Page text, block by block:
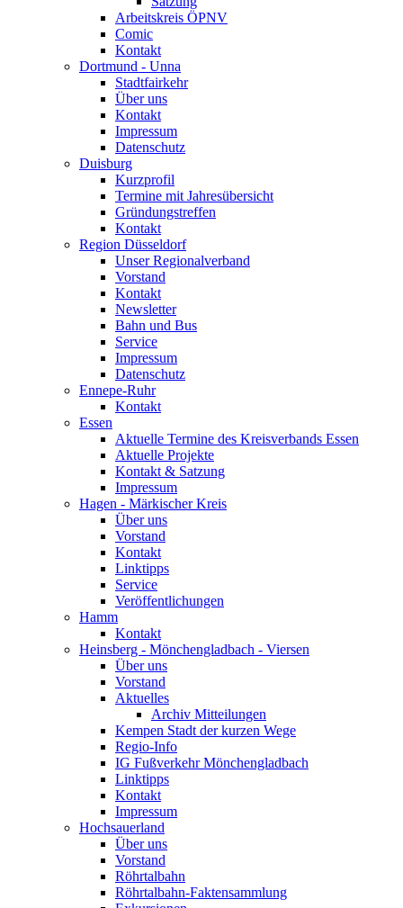
Arbeitskreis ÖPNV
Comic
Kontakt
Dortmund - Unna
Stadtfairkehr
Über uns
Kontakt
Impressum
Datenschutz
Duisburg
Kurzprofil
Termine mit Jahresübersicht
Gründungstreffen
Kontakt
Region Düsseldorf
Unser Regionalverband
Vorstand
Kontakt
Newsletter
Bahn und Bus
Service
Impressum
Datenschutz
Ennepe-Ruhr
Kontakt
Essen
Aktuelle Termine des Kreisverbands Essen
Aktuelle Projekte
Kontakt & Satzung
Impressum
Hagen - Märkischer Kreis
Über uns
Vorstand
Kontakt
Linktipps
Service
Veröffentlichungen
Hamm
Kontakt
Heinsberg - Mönchengladbach - Viersen
Über uns
Vorstand
Aktuelles
Archiv Mitteilungen
Kempen Stadt der kurzen Wege
Regio-Info
IG Fußverkehr Mönchengladbach
Linktipps
Kontakt
Impressum
Hochsauerland
Über uns
Vorstand
Röhrtalbahn
Röhrtalbahn-Faktensammlung